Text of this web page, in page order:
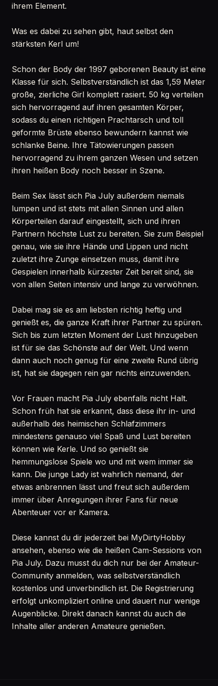
ihrem Element.
Was es dabei zu sehen gibt, haut selbst den
stärksten Kerl um!
Schon der Body der 1997 geborenen Beauty ist eine
Klasse für sich. Selbstverständlich ist das 1,59 Meter
große, zierliche Girl komplett rasiert. 50 kg verteilen
sich hervorragend auf ihren gesamten Körper,
sodass du einen richtigen Prachtarsch und toll
geformte Brüste ebenso bewundern kannst wie
schlanke Beine. Ihre Tätowierungen passen
hervorragend zu ihrem ganzen Wesen und setzen
ihren heißen Body noch besser in Szene.
Beim Sex lässt sich Pia July außerdem niemals
lumpen und ist stets mit allen Sinnen und allen
Körperteilen darauf eingestellt, sich und ihren
Partnern höchste Lust zu bereiten. Sie zum Beispiel
genau, wie sie ihre Hände und Lippen und nicht
zuletzt ihre Zunge einsetzen muss, damit ihre
Gespielen innerhalb kürzester Zeit bereit sind, sie
von allen Seiten intensiv und lange zu verwöhnen.
Dabei mag sie es am liebsten richtig heftig und
genießt es, die ganze Kraft ihrer Partner zu spüren.
Sich bis zum letzten Moment der Lust hinzugeben
ist für sie das Schönste auf der Welt. Und wenn
dann auch noch genug für eine zweite Rund übrig
ist, hat sie dagegen rein gar nichts einzuwenden.
Vor Frauen macht Pia July ebenfalls nicht Halt.
Schon früh hat sie erkannt, dass diese ihr in- und
außerhalb des heimischen Schlafzimmers
mindestens genauso viel Spaß und Lust bereiten
können wie Kerle. Und so genießt sie
hemmungslose Spiele wo und mit wem immer sie
kann. Die junge Lady ist wahrlich niemand, der
etwas anbrennen lässt und freut sich außerdem
immer über Anregungen ihrer Fans für neue
Abenteuer vor er Kamera.
Diese kannst du dir jederzeit bei MyDirtyHobby
ansehen, ebenso wie die heißen Cam-Sessions von
Pia July. Dazu musst du dich nur bei der Amateur-
Community anmelden, was selbstverständlich
kostenlos und unverbindlich ist. Die Registrierung
erfolgt unkompliziert online und dauert nur wenige
Augenblicke. Direkt danach kannst du auch die
Inhalte aller anderen Amateure genießen.